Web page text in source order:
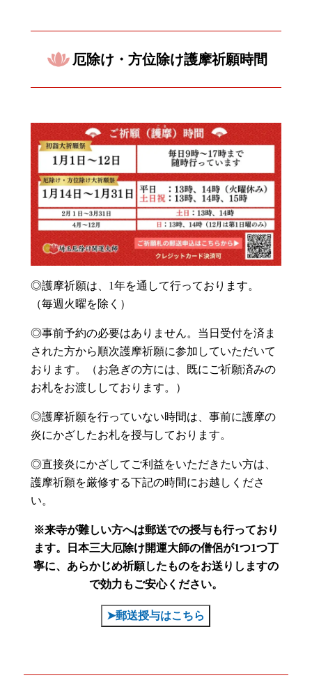
厄除け・方位除け護摩祈願時間
◎護摩祈願は、1年を通して行っております。
（毎週火曜を除く）
◎事前予約の必要はありません。当日受付を済ま
された方から順次護摩祈願に参加していただいて
おります。（お急ぎの方には、既にご祈願済みの
お札をお渡ししております。）
◎護摩祈願を行っていない時間は、事前に護摩の
炎にかざしたお札を授与しております。
◎直接炎にかざしてご利益をいただきたい方は、
護摩祈願を厳修する下記の時間にお越しくださ
い。
※来寺が難しい方へは郵送での授与も行っており
ます。
日本三大厄除け開運大師の僧侶が1つ1つ丁
寧に、あらかじめ祈願したものをお送りしますの
で効力もご安心ください。
➤郵送授与はこちら